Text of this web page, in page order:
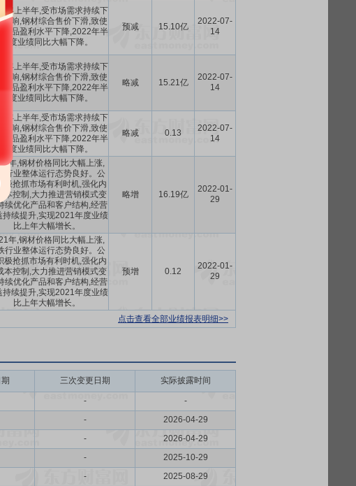
年上半年,受市场需求持续下
影响,钢材综合售价下滑,致使
产品盈利水平下降,2022年半
年度业绩同比大幅下降。
预减 15.10亿
2022-07-
14
年上半年,受市场需求持续下
影响,钢材综合售价下滑,致使
产品盈利水平下降,2022年半
年度业绩同比大幅下降。
略减 15.21亿
2022-07-
14
年上半年,受市场需求持续下
影响,钢材综合售价下滑,致使
产品盈利水平下降,2022年半
年度业绩同比大幅下降。
略减 0.13
2022-07-
14
年,钢材价格同比大幅上涨,
行业整体运行态势良好。公
极抢抓市场有利时机,强化内
本控制,大力推进营销模式变
续优化产品和客户结构,经营
持续提升,实现2021年度业绩
比上年大幅增长。
略增 16.19亿
2022-01-
29
年,钢材价格同比大幅上涨,
行业整体运行态势良好。公
极抢抓市场有利时机,强化内
本控制,大力推进营销模式变
续优化产品和客户结构,经营
持续提升,实现2021年度业绩
比上年大幅增长。
预增 0.12
2022-01-
29
点击查看全部业绩报表明细>>
三次变更日期 实际披露时间
-
-
-
2026-04-29
-
2026-04-29
-
2025-10-29
-
2025-08-29